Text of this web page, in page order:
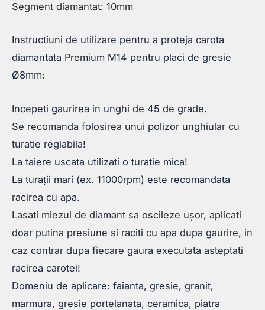
Segment diamantat: 10mm
Instructiuni de utilizare pentru a proteja carota
diamantata Premium M14 pentru placi de gresie
Ø8mm:
Incepeti gaurirea in unghi de 45 de grade.
Se recomanda folosirea unui polizor unghiular cu
turatie reglabila!
La taiere uscata utilizati o turatie mica!
La turații mari (ex. 11000rpm) este recomandata
racirea cu apa.
Lasati miezul de diamant sa oscileze ușor, aplicati
doar putina presiune si raciti cu apa dupa gaurire, in
caz contrar dupa fiecare gaura executata asteptati
racirea carotei!
Domeniu de aplicare: faianta, gresie, granit,
marmura, gresie portelanata, ceramica, piatra